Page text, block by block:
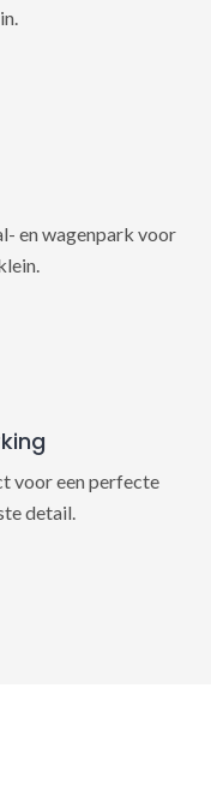
en wagenpark voor
voor een perfecte
detail.